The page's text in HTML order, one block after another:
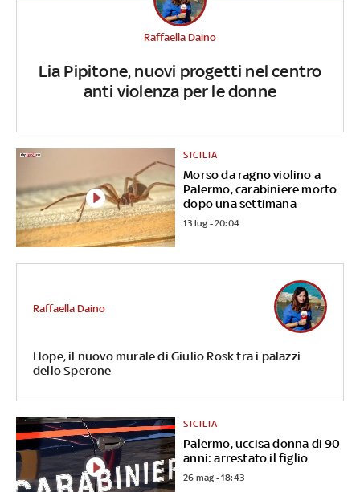
Lia Pipitone, nuovi progetti nel centro
anti violenza per le donne
Raffaella Daino
Morso da ragno violino a
Palermo, carabiniere morto
dopo una settimana
SICILIA
13 lug - 20:04
Hope, il nuovo murale di Giulio Rosk tra i palazzi
dello Sperone
Raffaella Daino
Palermo, uccisa donna di 90
anni: arrestato il figlio
SICILIA
26 mag - 18:43